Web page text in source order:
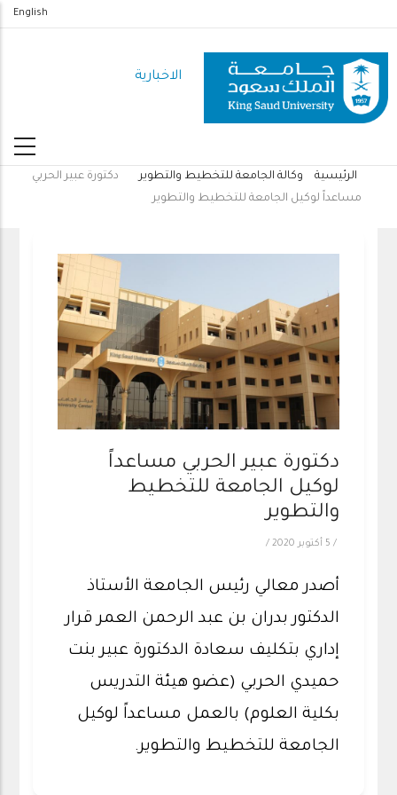
المحتوى
الرئيسي
English
الاخبارية
مسار
الرئيسية وكالة الجامعة للتخطيط والتطوير
دكتورة عبير الحربي
مساعداً لوكيل الجامعة للتخطيط والتطوير
دكتورة عبير الحربي مساعداً
لوكيل الجامعة للتخطيط
والتطوير
/ 5 أكتوبر 2020 /
أصدر معالي رئيس الجامعة الأستاذ
الدكتور بدران بن عبد الرحمن العمر قرار
إداري بتكليف سعادة الدكتورة عبير بنت
حميدي الحربي (عضو هيئة التدريس
بكلية العلوم) بالعمل مساعداً لوكيل
الجامعة للتخطيط والتطوير.